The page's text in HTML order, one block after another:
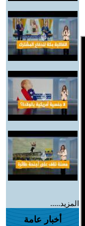
المزيد.....
أخبار عامة